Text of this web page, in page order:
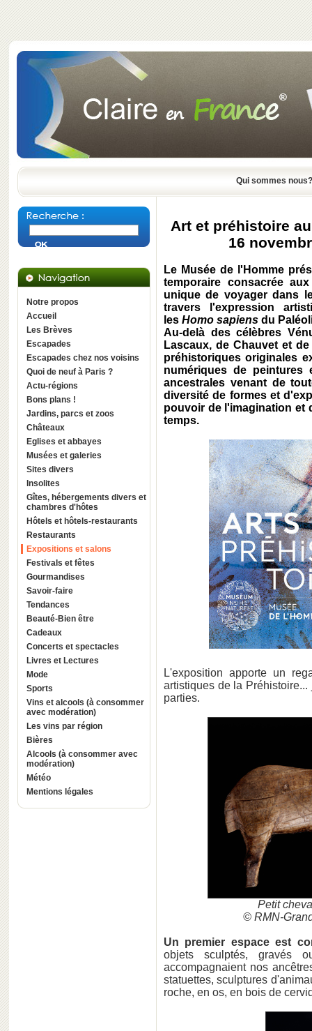
Qui sommes nous?
Notre propos
Accueil
Les Brèves
Escapades
Escapades chez nos voisins
Quoi de neuf à Paris ?
Actu-régions
Bons plans !
Jardins, parcs et zoos
Châteaux
Eglises et abbayes
Musées et galeries
Sites divers
Insolites
Gîtes, hébergements divers et
chambres d'hôtes
Hôtels et hôtels-restaurants
Restaurants
Expositions et salons
Festivals et fêtes
Gourmandises
Savoir-faire
Tendances
Beauté-Bien être
Cadeaux
Concerts et spectacles
Livres et Lectures
Mode
Sports
Vins et alcools (à consommer
avec modération)
Les vins par région
Bières
Alcools (à consommer avec
modération)
Météo
Mentions légales
Art et préhistoire
16
Le Musée de l'Homme
temporaire consacrée
unique de voyager dans
travers l'expression
les Homo sapiens du
Au-delà des célèbres
Lascaux, de Chauvet et
préhistoriques originales
numériques de
ancestrales venant de
diversité de formes et
pouvoir de l'imagination et
temps.
L'exposition apporte un
artistiques de la
parties.
Petit
© RMN-
Un premier espace est
objets sculptés, gravés
accompagnaient nos
statuettes, sculptures
roche, en os, en bois de